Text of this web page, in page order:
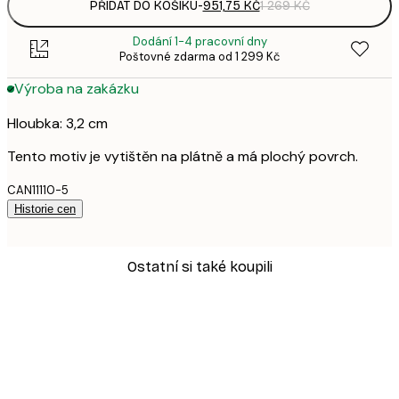
PŘIDAT DO KOŠÍKU-951,75 KČ1 269 KČ
Dodání 1-4 pracovní dny
Poštovné zdarma od 1 299 Kč
Výroba na zakázku
Hloubka: 3,2 cm
Tento motiv je vytištěn na plátně a má plochý povrch.
CAN11110-5
Historie cen
Ostatní si také koupili